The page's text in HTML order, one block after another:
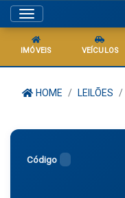
Menu
IMÓVEIS VEÍCULOS
HOME LEILÕES
Código